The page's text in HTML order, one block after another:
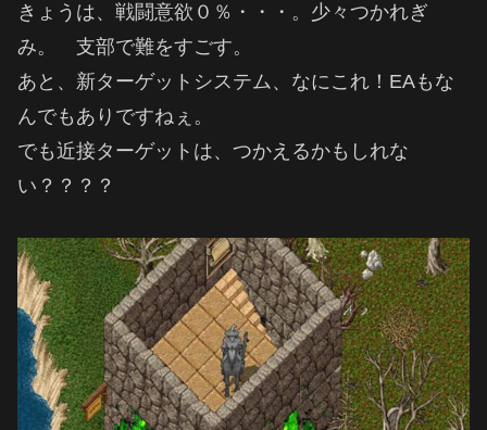
きょうは、戦闘意欲０％・・・。少々つかれぎ
み。 支部で難をすごす。
あと、新ターゲットシステム、なにこれ！EAもな
んでもありですねぇ。
でも近接ターゲットは、つかえるかもしれな
い？？？？